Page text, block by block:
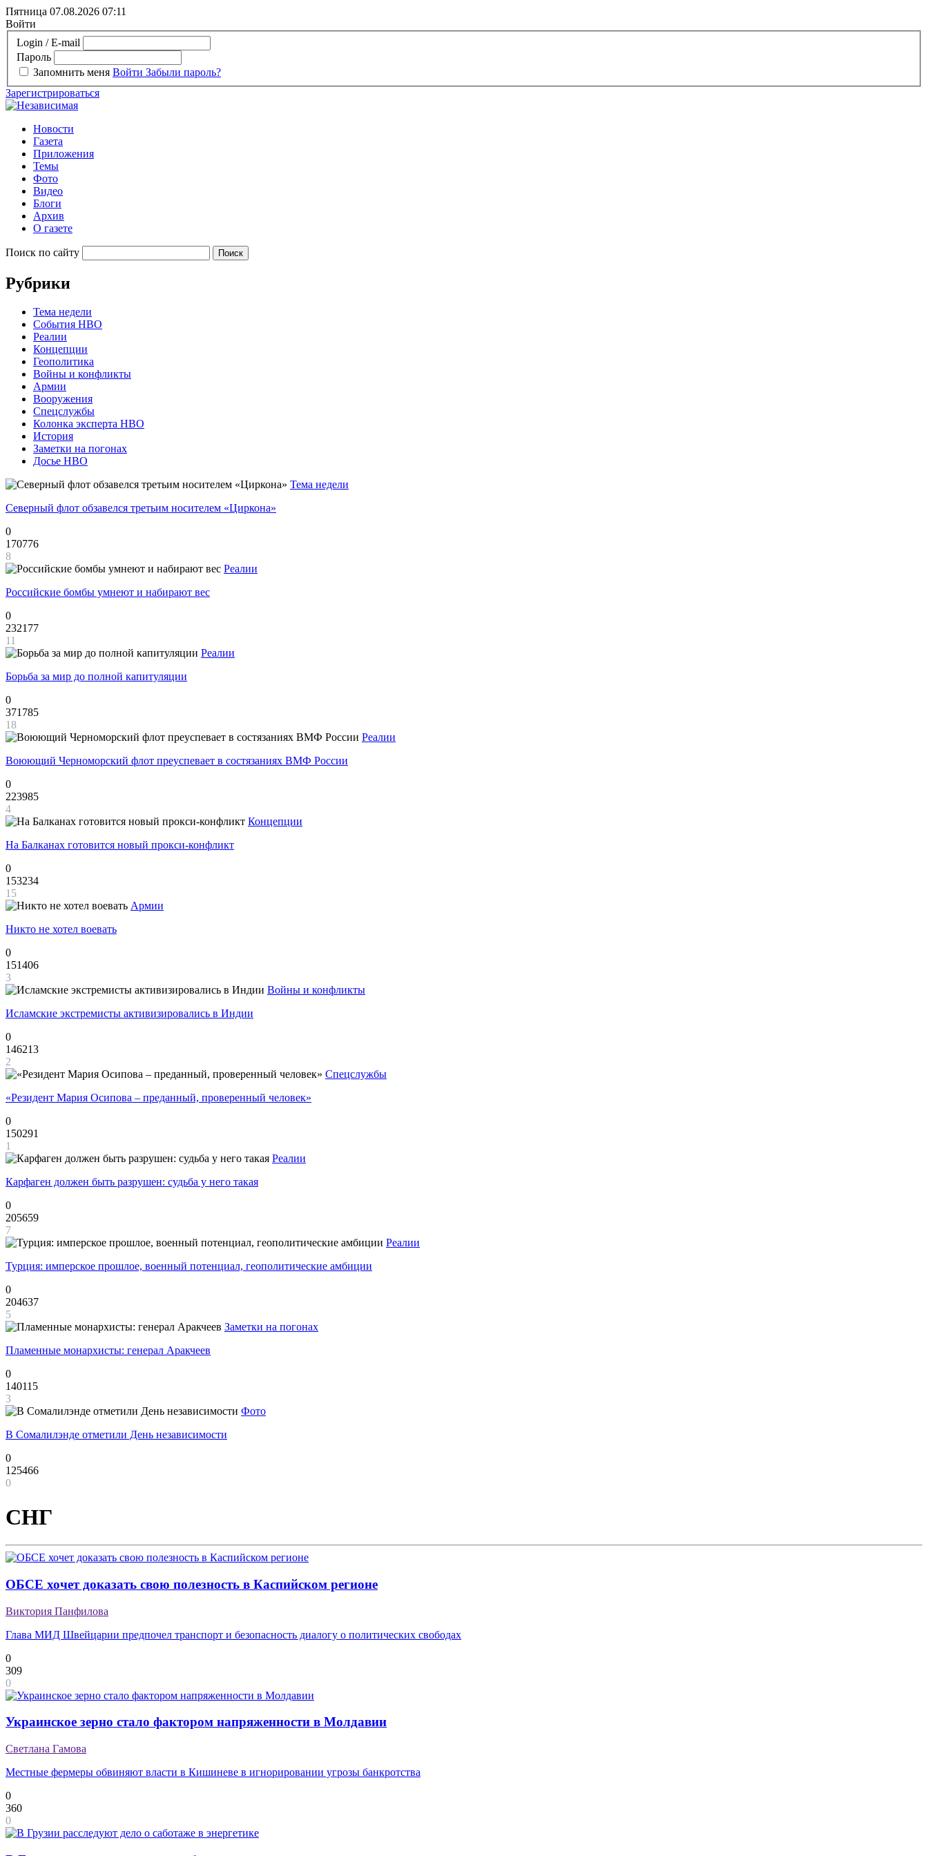
Пятница 07.08.2026 07:11
Войти
Login / E-mail
Пароль
Запомнить меня Войти Забыли пароль?
Зарегистрироваться
Новости
Газета
Приложения
Темы
Фото
Видео
Блоги
Архив
О газете
Поиск по сайту
Рубрики
Тема недели
События НВО
Реалии
Концепции
Геополитика
Войны и конфликты
Армии
Вооружения
Спецслужбы
Колонка эксперта НВО
История
Заметки на погонах
Досье НВО
Тема недели
Северный флот обзавелся третьим носителем «Циркона»
0
170776
8
Реалии
Российские бомбы умнеют и набирают вес
0
232177
11
Реалии
Борьба за мир до полной капитуляции
0
371785
18
Реалии
Воюющий Черноморский флот преуспевает в состязаниях ВМФ России
0
223985
4
Концепции
На Балканах готовится новый прокси-конфликт
0
153234
15
Армии
Никто не хотел воевать
0
151406
3
Войны и конфликты
Исламские экстремисты активизировались в Индии
0
146213
2
Спецслужбы
«Резидент Мария Осипова – преданный, проверенный человек»
0
150291
1
Реалии
Карфаген должен быть разрушен: судьба у него такая
0
205659
7
Реалии
Турция: имперское прошлое, военный потенциал, геополитические амбиции
0
204637
5
Заметки на погонах
Пламенные монархисты: генерал Аракчеев
0
140115
3
Фото
В Сомалилэнде отметили День независимости
0
125466
0
СНГ
ОБСЕ хочет доказать свою полезность в Каспийском регионе
Виктория Панфилова
Глава МИД Швейцарии предпочел транспорт и безопасность диалогу о политических свободах
0
309
0
Украинское зерно стало фактором напряженности в Молдавии
Светлана Гамова
Местные фермеры обвиняют власти в Кишиневе в игнорировании угрозы банкротства
0
360
0